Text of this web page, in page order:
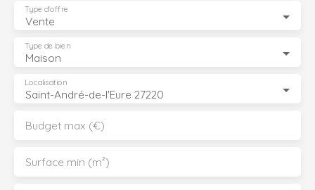
Vente
Type d'offre
Maison
Type de bien
Saint-André-de-l'Eure 27220
Localisation
Budget max (€)
Surface min (m²)